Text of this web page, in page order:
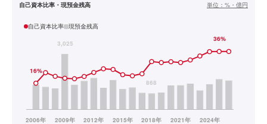
自己資本比率・現預金残高 単位： %・億円
自己資本比率 現預金残高